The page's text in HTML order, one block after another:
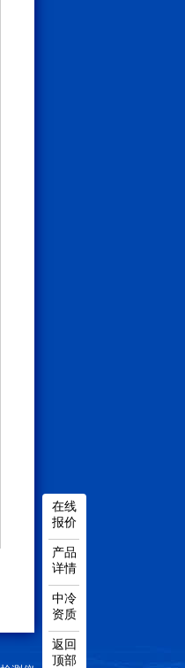
在线
报价
产品
详情
中冷
资质
返回
顶部